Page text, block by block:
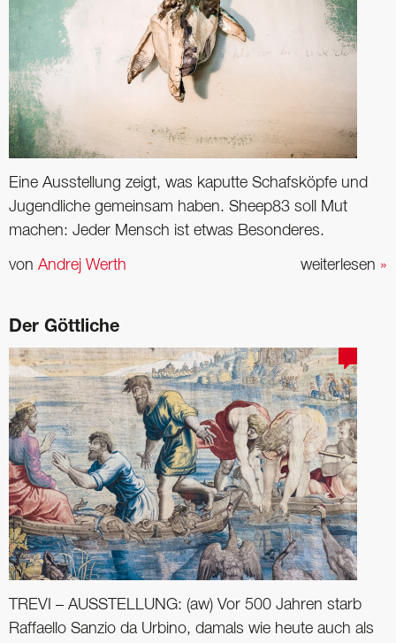
Eine Ausstellung zeigt, was kaputte Schafsköpfe und
Jugendliche gemeinsam haben. Sheep83 soll Mut
machen: Jeder Mensch ist etwas Besonderes.
weiterlesen »
von Andrej Werth
Der Göttliche
TREVI – AUSSTELLUNG: (aw) Vor 500 Jahren starb
Raffaello Sanzio da Urbino, damals wie heute auch als